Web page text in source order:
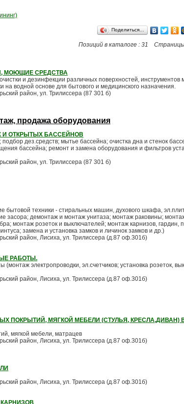
Поделиться…
Позиций в каталоге : 31
МОЮЩИЕ СРЕДСТВА
и дезинфекции различных поверхностей, инструментов
на водной основе для бытового и медицинского назначения.
район, ул. Трилиссера (87 301 б)
продажа оборудования
И ОТКРЫТЫХ БАССЕЙНОВ
дез.средств; мытье бассейна; очистка дна и стенок
бассейна; ремонт и замена оборудования и фильтров
район, ул. Трилиссера (87 301 б)
бытовой техники - стиральных машин, духового шкафа,
засора; демонтаж и монтаж унитаза; монтаж раковины;
монтаж розеток и выключателей; монтаж карнизов, гардин,
замена и установка замков и личинок замков и др.)
район, Лисиха, ул. Трилиссера (д.87 оф.301б)
РАБОТЫ.
(монтаж электропроводки, эл.счетчиков; установка розеток,
район, Лисиха, ул. Трилиссера (д.87 оф.301б)
ПОКРЫТИЙ, МЯГКОЙ МЕБЕЛИ (СТУЛЬЯ, КРЕСЛА,ДИВАН)
мягкой мебели, матрацев
район, Лисиха, ул. Трилиссера (д.87 оф.301б)
район, Лисиха, ул. Трилиссера (д.87 оф.301б)